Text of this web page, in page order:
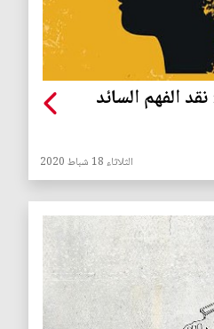
الفهم السائد
الثلاثاء 18 شباط 2020